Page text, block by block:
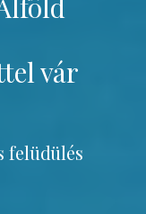
vár
felüdülés